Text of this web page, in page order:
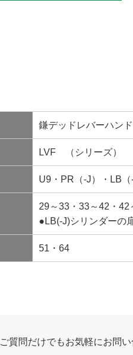
鎌デッドレバーハン
LVF （シリーズ）
U9・PR（-J）・LB（
29～33・33～42・
●LB(-J)シリンダーの
51・64
ご質問だけでもお気軽にお問い